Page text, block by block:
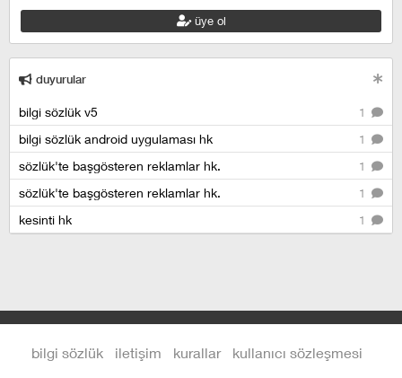
üye ol
duyurular
1
bilgi sözlük v5
1
bilgi sözlük android uygulaması hk
1
sözlük'te başgösteren reklamlar hk.
1
sözlük'te başgösteren reklamlar hk.
1
kesinti hk
bilgi sözlük iletişim kurallar kullanıcı sözleşmesi